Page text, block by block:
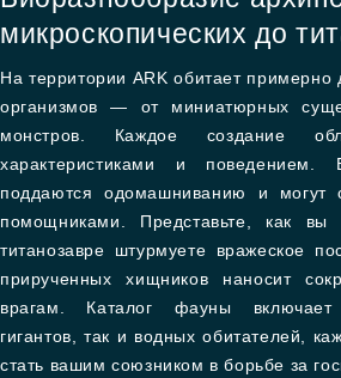
микроскопических до
На территории ARK обитает примерно
организмов — от миниатюрных
монстров. Каждое создание
характеристиками и поведением.
поддаются одомашниванию и могут
помощниками. Представьте, как
титанозавре штурмуете вражеское
прирученных хищников наносит
врагам. Каталог фауны включает
гигантов, так и водных обитателей,
стать вашим союзником в борьбе за